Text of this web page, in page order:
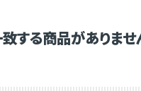
する商品がありませ